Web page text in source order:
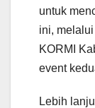
untuk
ini,
KORMI
event
Lebih